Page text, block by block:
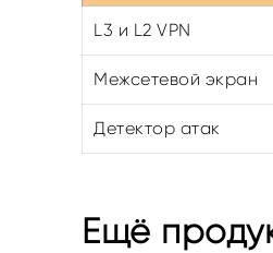
L3 и L2 VPN
Межсетевой экран
Детектор атак
Ещё